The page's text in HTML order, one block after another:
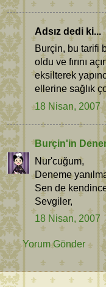
Adsız dedi ki...
Burçin, bu tarifi
oldu ve fırını
eksilterek
ellerine sağlık
18 Nisan, 2007
Burçin'in
Nur'cuğum,
Deneme
Sen de
Sevgiler,
18 Nisan, 2007
Yorum Gönder